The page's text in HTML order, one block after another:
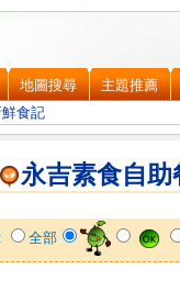
地圖搜尋
主題推薦
食記
永吉素食自助
全部